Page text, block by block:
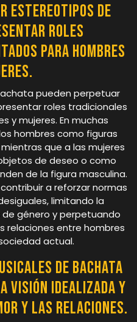
estereotipos de
roles
para hombres
pueden perpetuar
roles tradicionales
y mujeres. En muchas
hombres como figuras
que a las mujeres
de deseo o como
de la figura masculina.
a reforzar normas
limitando la
género y perpetuando
relaciones entre hombres
actual.
de bachata
visión idealizada y
y las relaciones.